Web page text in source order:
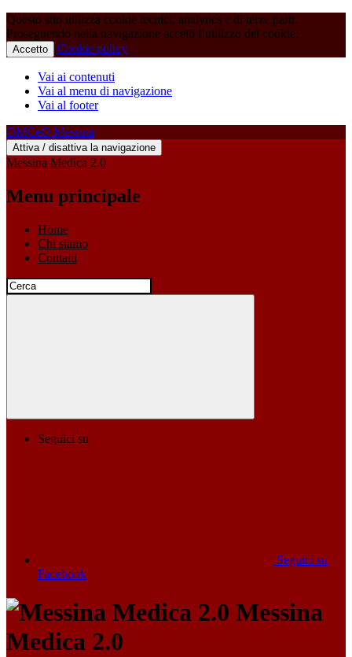
Questo sito utilizza cookie tecnici, analytics e di terze parti.
Proseguendo nella navigazione accetti l’utilizzo dei cookie.
Accetto Cookie policy
Vai ai contenuti
Vai al menu di navigazione
Vai al footer
OMCeO Messina
Attiva / disattiva la navigazione
Messina Medica 2.0
Menu principale
Home
Chi siamo
Contatti
Seguici su
Seguici su
Facebook
Messina
Medica 2.0